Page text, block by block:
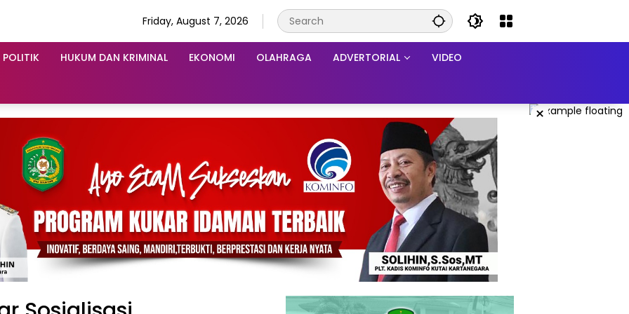
Friday, August 7, 2026
POLITIK HUKUM DAN KRIMINAL EKONOMI OLAHRAGA ADVERTORIAL VIDEO
×